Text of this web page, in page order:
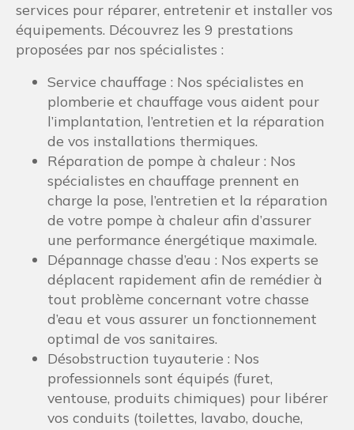
services pour réparer, entretenir et installer vos
équipements. Découvrez les 9 prestations
proposées par nos spécialistes :
Service chauffage : Nos spécialistes en
plomberie et chauffage vous aident pour
l’implantation, l’entretien et la réparation
de vos installations thermiques.
Réparation de pompe à chaleur : Nos
spécialistes en chauffage prennent en
charge la pose, l’entretien et la réparation
de votre pompe à chaleur afin d’assurer
une performance énergétique maximale.
Dépannage chasse d’eau : Nos experts se
déplacent rapidement afin de remédier à
tout problème concernant votre chasse
d’eau et vous assurer un fonctionnement
optimal de vos sanitaires.
Désobstruction tuyauterie : Nos
professionnels sont équipés (furet,
ventouse, produits chimiques) pour libérer
vos conduits (toilettes, lavabo, douche,